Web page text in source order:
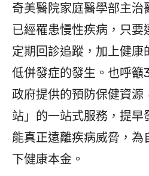
奇美醫院家庭醫學部主治
已經罹患慢性疾病，只要
定期回診追蹤，加上健康
低併發症的發生。也呼籲
政府提供的預防保健資源
站」的一站式服務，提早
能真正遠離疾病威脅，為
下健康本金。